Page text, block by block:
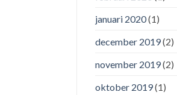
januari 2020(1)
december 2019(2)
november 2019(2)
oktober 2019(1)